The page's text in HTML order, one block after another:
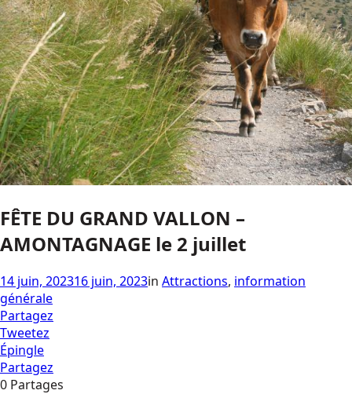
FÊTE DU GRAND VALLON –
AMONTAGNAGE le 2 juillet
14 juin, 202316 juin, 2023in Attractions, information
générale
Partagez
Tweetez
Épingle
Partagez
0 Partages